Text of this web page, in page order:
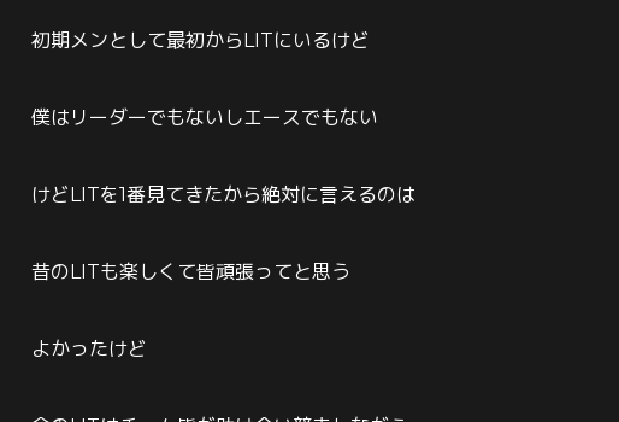
初期メンとして最初からLITにいるけど
僕はリーダーでもないしエースでもない
けどLITを1番見てきたから絶対に言えるのは
昔のLITも楽しくて皆頑張ってと思う
よかったけど